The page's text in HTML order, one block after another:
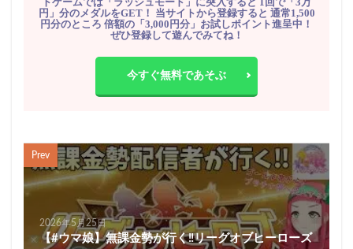
円」分のメダルをGET！ 当サイトから登録すると 通常1,500
円分のところ 倍額の「3,000円分」お試しポイント進呈中！
ぜひ登録して遊んでみてね！
今すぐ無料であそぶ
Prev
2026年5月25日
【#ウマ娘】無課金勢が行く‼リーグオブヒーローズ